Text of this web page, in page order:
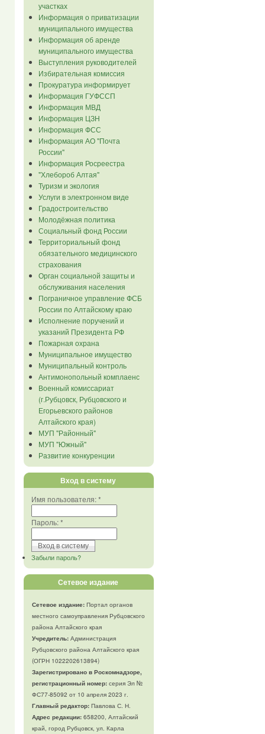
участках
Информация о приватизации
муниципального имущества
Информация об аренде
муниципального имущества
Выступления руководителей
Избирательная комиссия
Прокуратура информирует
Информация ГУФССП
Информация МВД
Информация ЦЗН
Информация ФСС
Информация АО "Почта
России"
Информация Росреестра
"Хлебороб Алтая"
Туризм и экология
Услуги в электронном виде
Градостроительство
Молодёжная политика
Социальный фонд России
Территориальный фонд
обязательного медицинского
страхования
Орган социальной защиты и
обслуживания населения
Пограничное управление ФСБ
России по Алтайскому краю
Исполнение поручений и
указаний Президента РФ
Пожарная охрана
Муниципальное имущество
Муниципальный контроль
Антимонопольный комплаенс
Военный комиссариат
(г.Рубцовск, Рубцовского и
Егорьевского районов
Алтайского края)
МУП "Районный"
МУП "Южный"
Развитие конкуренции
Вход в систему
Имя пользователя:*
Пароль:*
Забыли пароль?
Сетевое издание
Сетевое издание:Портал органов
местного самоуправления Рубцовского
района Алтайского края
Учредитель:Администрация
Рубцовского района Алтайского края
(ОГРН 1022202613894)
Зарегистрировано в Роскомнадзоре,
регистрационный номер:серия Эл №
ФС77-85092 от 10 апреля 2023 г.
Главный редактор:Павлова С. Н.
Адрес редакции:658200, Алтайский
край, город Рубцовск, ул. Карла